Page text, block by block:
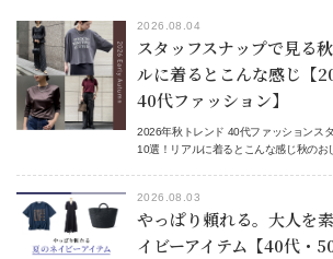
2026.08.04
スタッフスナップで見る
ルに着るとこんな感じ【
40代ファッション】
2026年秋トレンド 40代ファッションス
10選！リアルに着るとこんな感じ秋のお
2026.08.03
やっぱり頼れる。大人を
イビーアイテム【40代・